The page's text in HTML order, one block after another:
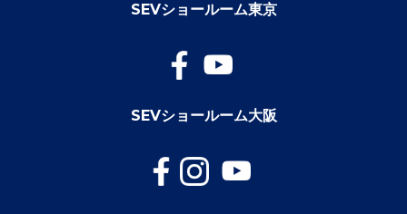
SEVショールーム東京
SEVショールーム大阪